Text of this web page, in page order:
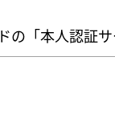
の「本人認証